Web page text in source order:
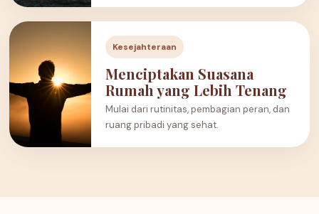
Kesejahteraan
Menciptakan Suasana
Rumah yang Lebih Tenang
Mulai dari rutinitas, pembagian peran, dan
ruang pribadi yang sehat.